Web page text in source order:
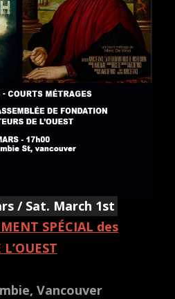
/ Sat. March 1st
SPÉCIAL des
Vancouver